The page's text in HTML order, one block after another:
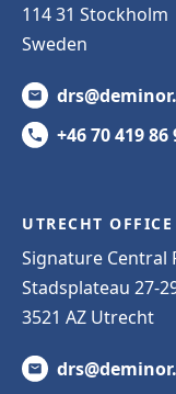
114 31 Stockholm
Sweden
+46 70 419 86
UTRECHT OFFICE
Signature Central
Stadsplateau 27-
3521 AZ Utrecht